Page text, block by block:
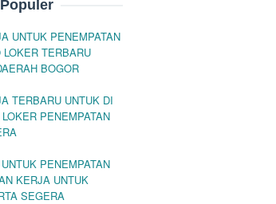
UNTUK PENEMPATAN
TERBARU
BOGOR
TERBARU UNTUK DI
PENEMPATAN
PENEMPATAN
KERJA UNTUK
SEGERA